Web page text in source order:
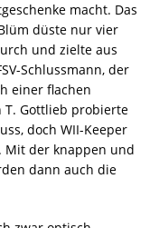
macht. Das
düste nur vier
und zielte aus
Schlussmann, der
einer flachen
T. Gottlieb probierte
doch WII-Keeper
Mit der knappen und
dann auch die